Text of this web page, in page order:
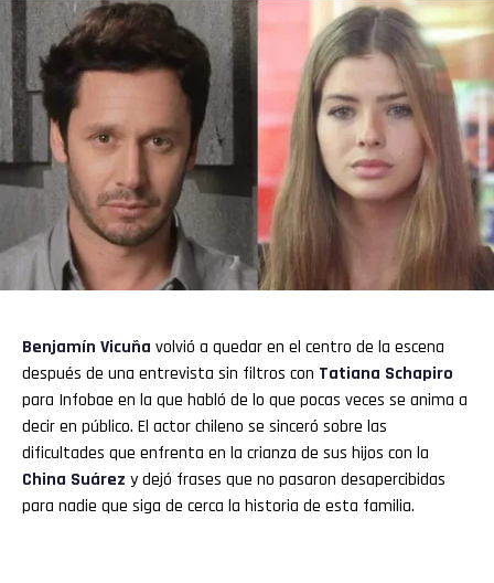
Benjamín Vicuña volvió a quedar en el centro de la escena
después de una entrevista sin filtros con Tatiana Schapiro
para Infobae en la que habló de lo que pocas veces se anima a
decir en público. El actor chileno se sinceró sobre las
dificultades que enfrenta en la crianza de sus hijos con la
China Suárez y dejó frases que no pasaron desapercibidas
para nadie que siga de cerca la historia de esta familia.